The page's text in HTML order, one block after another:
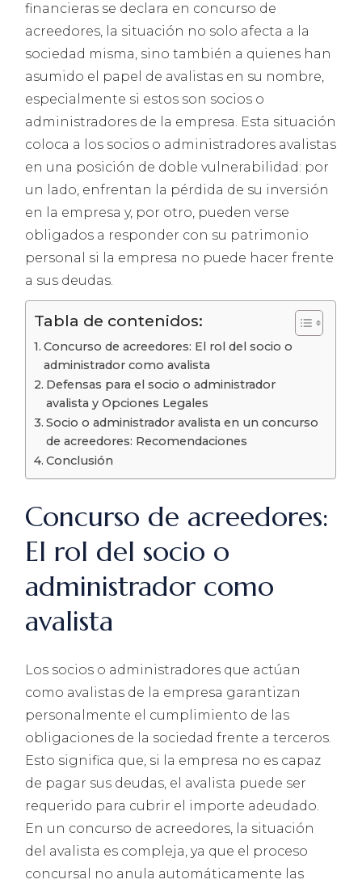
financieras se declara en concurso de
acreedores, la situación no solo afecta a la
sociedad misma, sino también a quienes han
asumido el papel de avalistas en su nombre,
especialmente si estos son socios o
administradores de la empresa. Esta situación
coloca a los socios o administradores avalistas
en una posición de doble vulnerabilidad: por
un lado, enfrentan la pérdida de su inversión
en la empresa y, por otro, pueden verse
obligados a responder con su patrimonio
personal si la empresa no puede hacer frente
a sus deudas.
Tabla de contenidos:
Concurso de acreedores: El rol del socio o
administrador como avalista
Defensas para el socio o administrador
avalista y Opciones Legales
Socio o administrador avalista en un concurso
de acreedores: Recomendaciones
Conclusión
Concurso de acreedores:
El rol del socio o
administrador como
avalista
Los socios o administradores que actúan
como avalistas de la empresa garantizan
personalmente el cumplimiento de las
obligaciones de la sociedad frente a terceros.
Esto significa que, si la empresa no es capaz
de pagar sus deudas, el avalista puede ser
requerido para cubrir el importe adeudado.
En un concurso de acreedores, la situación
del avalista es compleja, ya que el proceso
concursal no anula automáticamente las